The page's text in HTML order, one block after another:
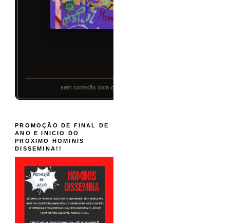
PROMOÇÃO DE FINAL DE
ANO E INICIO DO
PROXIMO HOMINIS
DISSEMINA!!